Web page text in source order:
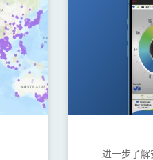
进一步了解